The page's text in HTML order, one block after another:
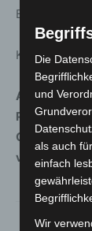
Berggarten
Kinder bis
Alle
Corona-
veränderter
Die
und
als auch
einfach
Wir